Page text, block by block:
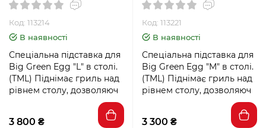
Код: 113214
В наявності
Спеціальна підставка для
Big Green Egg "L" в столі.
(TML) Піднімає гриль над
рівнем столу, дозволяюч
3 800 ₴
Код: 113221
В наявності
Спеціальна підставка для
Big Green Egg "M" в столі.
(TML) Піднімає гриль над
рівнем столу, дозволяюч
3 300 ₴